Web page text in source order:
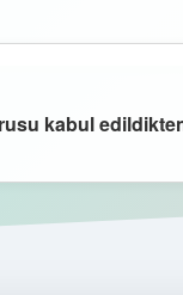
kabul